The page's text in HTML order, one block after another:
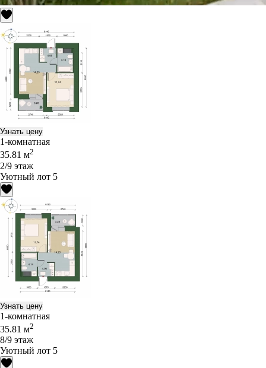
Узнать цену
1-комнатная
35.81 м2
2/9 этаж
Уютный лот 5
Узнать цену
1-комнатная
35.81 м2
8/9 этаж
Уютный лот 5